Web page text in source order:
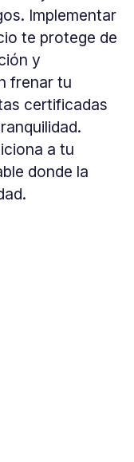
Implementar
te protege de
y
frenar tu
certificadas
a tu
donde la